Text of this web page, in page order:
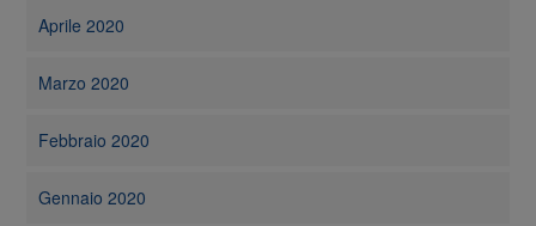
Aprile 2020
Marzo 2020
Febbraio 2020
Gennaio 2020